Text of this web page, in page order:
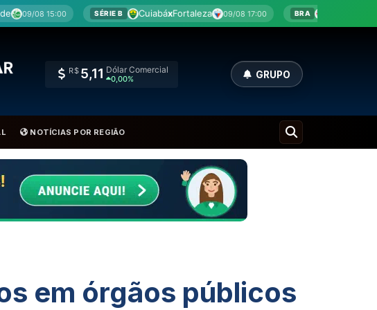
SÉRIE B Cuiabá Fortaleza 09/08 17:00 BRA Bragantino x Corinthians
R$ 5,11 Dólar Comercial
0,00% GRUPO
NOTÍCIAS POR REGIÃO
em órgãos públicos